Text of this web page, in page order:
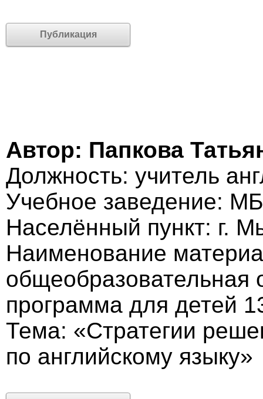
Публикация
Автор: Папкова
Должность: учитель
Учебное заведение:
Населённый пункт: г.
Наименование
программа для детей
Тема: «Стратегии
по английскому языку»